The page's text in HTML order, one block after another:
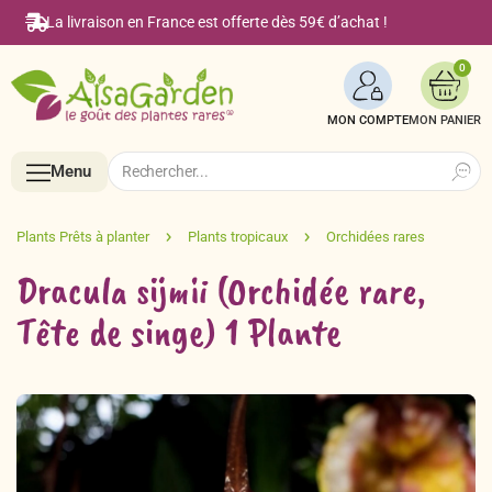
La livraison en France est offerte dès 59€ d’achat !
MON COMPTE
0
Menu
Menu
Accueil
Boutique en ligne
Semences BIO de A à Z
Le Blog Alsagarden
Search
for:
Dracula sijmii (Orchidée rare,
Tête de singe) 1 Plante